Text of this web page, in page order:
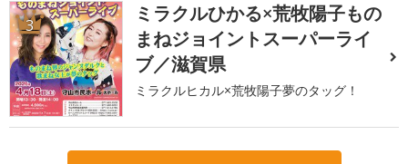
3
ミラクルひかる×荒牧陽子もの
まねジョイントスーパーライ
ブ／滋賀県
ミラクルヒカル×荒牧陽子夢のタッグ！